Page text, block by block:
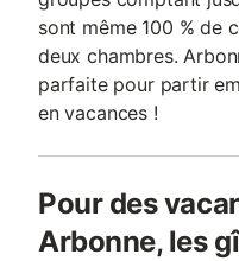
sont même 100 % de
deux chambres.
parfaite pour partir
en vacances !
Pour des
Arbonne, les